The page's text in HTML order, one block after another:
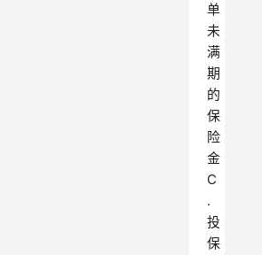
单
未
满
期
的
保
险
金
C
.
投
保